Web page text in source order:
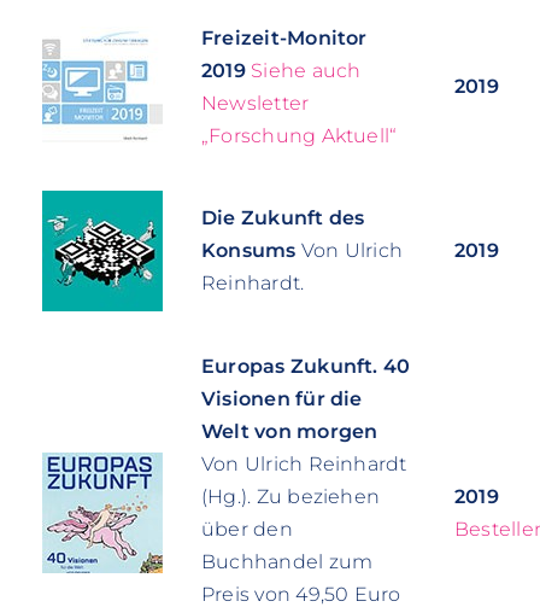
Freizeit-Monitor
2019 Siehe auch
Newsletter
„Forschung Aktuell“
2019
Die Zukunft des
Konsums Von Ulrich
Reinhardt.
2019
Europas Zukunft. 40
Visionen für die
Welt von morgen
Von Ulrich Reinhardt
(Hg.). Zu beziehen
über den
Buchhandel zum
Preis von 49,50 Euro
2019